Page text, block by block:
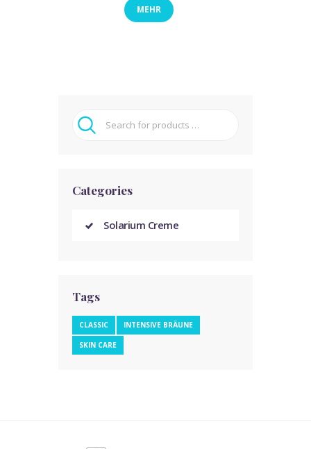
MEHR
Categories
Solarium Creme
Tags
CLASSIC INTENSIVE BRÄUNE
SKIN CARE